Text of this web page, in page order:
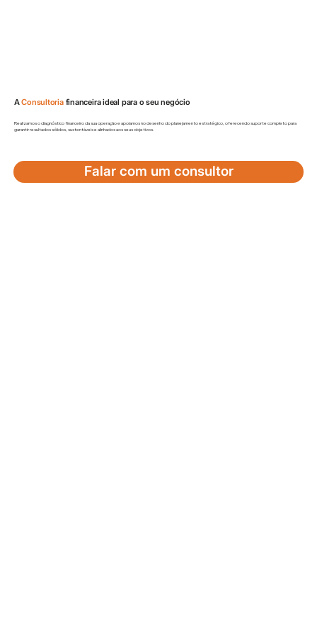
AConsultoriafinanceira ideal para o seu negócio
Realizamos o diagnóstico financeiro da sua operação e apoiamos no desenho do planejamento estratégico, oferecendo suporte completo para
garantir resultados sólidos, sustentáveis e alinhados aos seus objetivos.
Falar com um consultor